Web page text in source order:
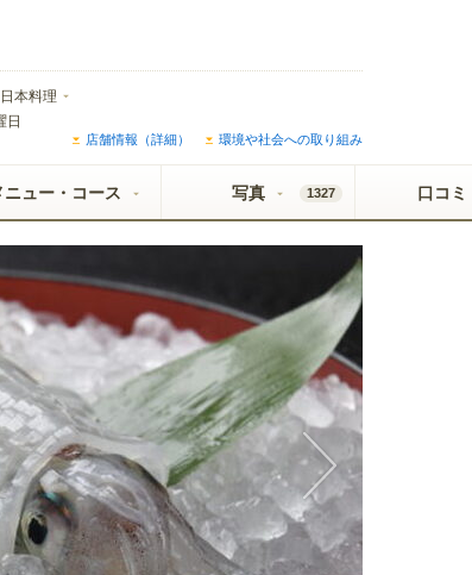
日本料理
日
店舗情報（詳細） 環境や社会への取り組み
ニュー・コース 写真 1327 口コミ